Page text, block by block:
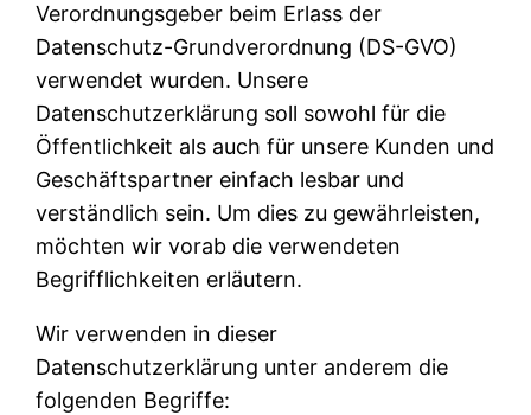
Verordnungsgeber beim Erlass der
Datenschutz-Grundverordnung (DS-GVO)
verwendet wurden. Unsere
Datenschutzerklärung soll sowohl für die
Öffentlichkeit als auch für unsere Kunden und
Geschäftspartner einfach lesbar und
verständlich sein. Um dies zu gewährleisten,
möchten wir vorab die verwendeten
Begrifflichkeiten erläutern.
Wir verwenden in dieser
Datenschutzerklärung unter anderem die
folgenden Begriffe: